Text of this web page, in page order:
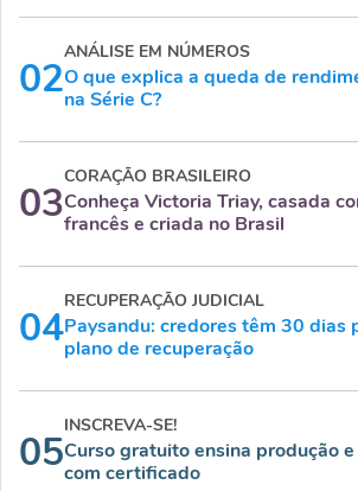
02
ANÁLISE EM NÚMEROS
O que explica a queda de
na Série C?
03
CORAÇÃO BRASILEIRO
Conheça Victoria Triay, casada
francês e criada no Brasil
04
RECUPERAÇÃO JUDICIAL
Paysandu: credores têm 30 dias
plano de recuperação
05
INSCREVA-SE!
Curso gratuito ensina produção
com certificado